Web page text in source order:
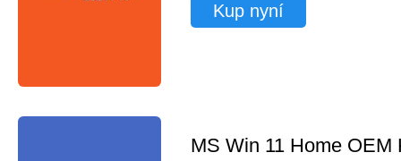
Kup nyní
MS Win 11 Home OEM